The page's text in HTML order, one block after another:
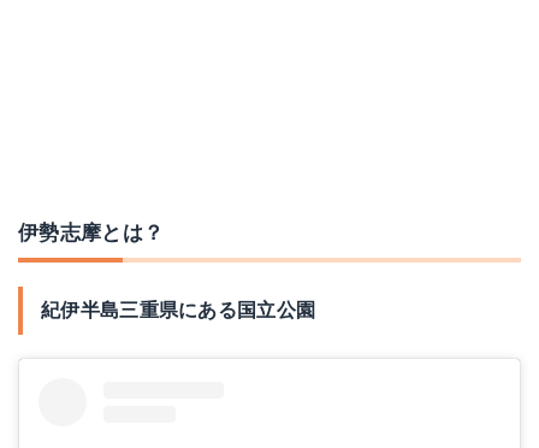
伊勢志摩とは？
紀伊半島三重県にある国立公園